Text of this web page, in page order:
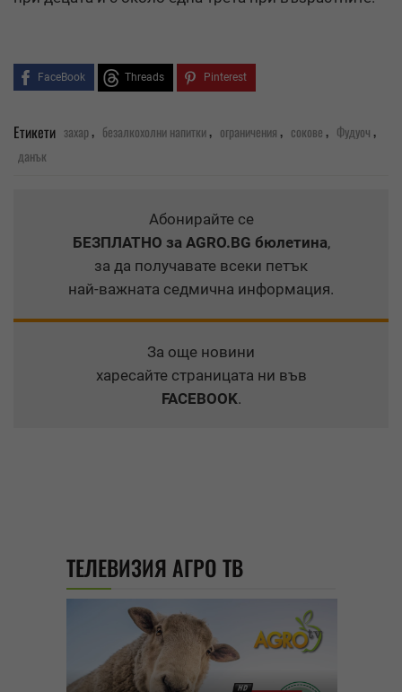
FaceBook Threads Pinterest
Етикети захар, безалкохолни напитки, ограничения, сокове, Фудуоч,
данък
Абонирайте се
БЕЗПЛАТНО за AGRO.BG бюлетина,
за да получавате всеки петък
най-важната седмична информация.
За още новини
харесайте страницата ни във
FACEBOOK.
ТЕЛЕВИЗИЯ АГРО ТВ